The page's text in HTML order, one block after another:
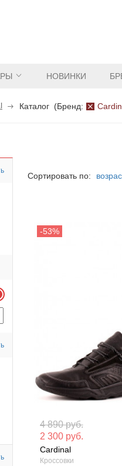
НОВИНКИ
Каталог (Бренд:
Сортировать по:
4 890 руб.
2 300 руб.
Cardinal
Кроссовки
Материал
кожа
Сезон: Зима